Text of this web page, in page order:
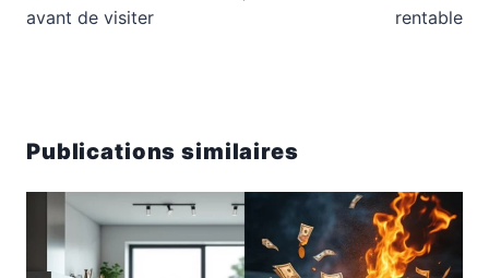
avant de visiter
rentable
Publications similaires